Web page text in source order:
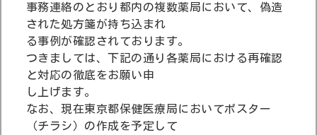
事務連絡のとおり都内の複数薬局において、偽造
された処方箋が持ち込まれ
る事例が確認されております。
つきましては、下記の通り各薬局における再確認
と対応の徹底をお願い申
し上げます。
なお、現在東京都保健医療局においてポスター
（チラシ）の作成を予定して